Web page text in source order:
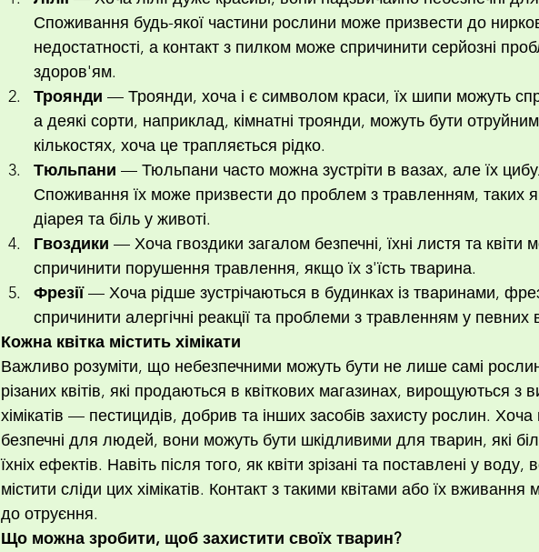
Споживання будь-якої частини рослини може призвести до
недостатності, а контакт з пилком може спричинити серйозні
здоров'ям.
Троянди — Троянди, хоча і є символом краси, їх шипи можуть
а деякі сорти, наприклад, кімнатні троянди, можуть бути
кількостях, хоча це трапляється рідко.
Тюльпани — Тюльпани часто можна зустріти в вазах, але їх
Споживання їх може призвести до проблем з травленням, таких
діарея та біль у животі.
Гвоздики — Хоча гвоздики загалом безпечні, їхні листя та квіти
спричинити порушення травлення, якщо їх з'їсть тварина.
Фрезії — Хоча рідше зустрічаються в будинках із тваринами,
спричинити алергічні реакції та проблеми з травленням у певних
Кожна квітка містить хімікати
Важливо розуміти, що небезпечними можуть бути не лише самі
різаних квітів, які продаються в квіткових магазинах, вирощуються з
хімікатів — пестицидів, добрив та інших засобів захисту рослин. Хоча
безпечні для людей, вони можуть бути шкідливими для тварин, які
їхніх ефектів. Навіть після того, як квіти зрізані та поставлені у
містити сліди цих хімікатів. Контакт з такими квітами або їх
до отруєння.
Що можна зробити, щоб захистити своїх тварин?